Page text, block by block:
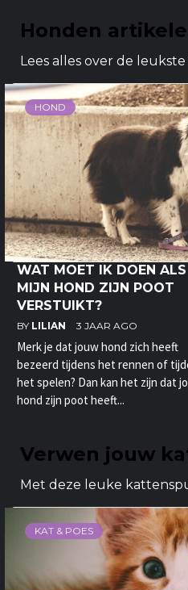
Honden
Lees alles over de
HOND
WAT MOET IK DOEN ALS
MIJN HOND ZIJN POOT
VERSTUIKT?
BY LILIAN 3 JAAR AGO
Merk je dat jouw hond zich heeft
bezeerd tijdens het rennen of
het spelen? Dan kan het zijn dat
hond zijn poot heeft...
Verwen jouw
Met deze leuke
KAT & POES